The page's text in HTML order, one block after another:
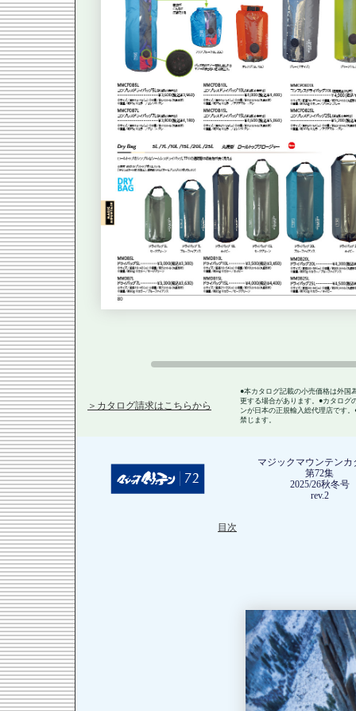
＞カタログ請求はこちらから
●本カタログ記載の小売価格は外国
更する場合があります。●カタログ
ンが日本の正規輸入総代理店です
禁じます。
マジックマウンテンカ
第72集
2025/26秋冬号
rev.2
目次